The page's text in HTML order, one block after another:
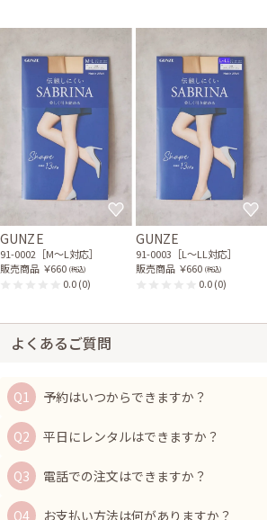
GUNZE
91-0002［M〜L対応］
販売商品 ￥660 (税込)
0.0(0)
GUNZE
91-0003［L〜LL対応］
販売商品 ￥660 (税込)
0.0(0)
よくあるご質問
予約はいつからできますか？
平日にレンタルはできますか？
電話での注文はできますか？
お支払い方法は何がありますか？